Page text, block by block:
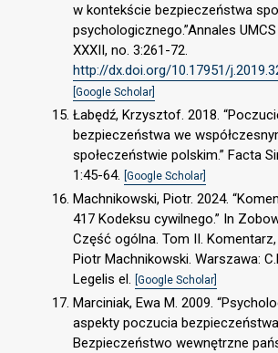
w kontekście bezpieczeństwa
psychologicznego.”Annales UMCS
XXXII, no. 3:261-72.
http://dx.doi.org/10.17951/
[Google Scholar]
Łabędź, Krzysztof. 2018.
bezpieczeństwa we
społeczeństwie polskim.” Facta
1:45-64. [Google Scholar]
Machnikowski, Piotr. 2024.
417 Kodeksu cywilnego.” In
Część ogólna. Tom II.
Piotr Machnikowski. Warszawa:
Legelis el. [Google Scholar]
Marciniak, Ewa M. 2009.
aspekty poczucia
Bezpieczeństwo wewnętrzne